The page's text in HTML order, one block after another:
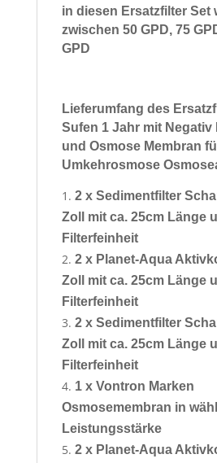
in diesen Ersatzfilter Set
zwischen 50 GPD, 75
GPD
Lieferumfang des
Sufen 1 Jahr mit Negativ
und Osmose Membran
Umkehrosmose
2 x Sedimentfilter
Zoll mit ca. 25cm Länge
Filterfeinheit
2 x Planet-Aqua
Zoll mit ca. 25cm Länge
Filterfeinheit
2 x Sedimentfilter
Zoll mit ca. 25cm Länge
Filterfeinheit
1 x Vontron Marken
Osmosemembran in
Leistungsstärke
2 x Planet-Aqua